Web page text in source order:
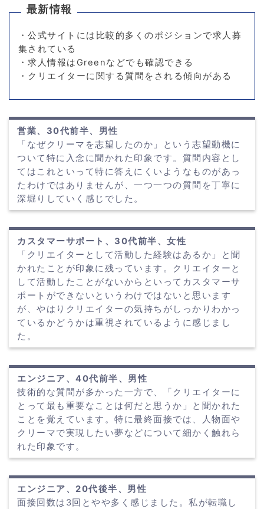
最新情報
・公式サイトには比較的多くのポジションで求人募
集されている
・求人情報はGreenなどでも確認できる
・クリエイターに関する質問をされる傾向がある
営業、30代前半、男性
「なぜクリーマを志望したのか」という志望動機に
ついて特に入念に聞かれた印象です。質問内容とし
てはこれといって特に答えにくいようなものがあっ
たわけではありませんが、一つ一つの質問を丁寧に
深堀りしていく感じでした。
カスタマーサポート、30代前半、女性
「クリエイターとして活動した経験はあるか」と聞
かれたことが印象に残っています。クリエイターと
して活動したことがないからといってカスタマーサ
ポートができないというわけではないと思います
が、やはりクリエイターの気持ちがしっかりわかっ
ているかどうかは重視されているように感じまし
た。
エンジニア、40代前半、男性
技術的な質問が多かった一方で、「クリエイターに
とって最も重要なことは何だと思うか」と聞かれた
ことを覚えています。特に最終面接では、人物面や
クリーマで実現したい夢などについて細かく触れら
れた印象です。
エンジニア、20代後半、男性
面接回数は3回とやや多く感じました。私が転職し